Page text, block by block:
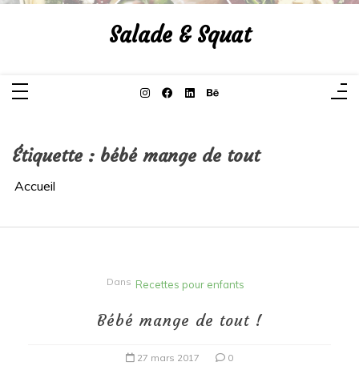
Aller
Salade & Squat
Étiquette : bébé mange de tout
Accueil
Dans Recettes pour enfants
Bébé mange de tout !
27 mars 2017 0